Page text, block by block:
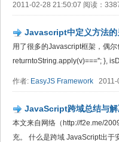
2011-02-28 21:50:07 阅读：
Javascript中定义方法
用了很多的Javascript框架，偶
returntoString.apply(v)===''; },
作者: EasyJS Framework 2011-
JavaScript跨域总结与解
本文来自网络（http://f2e.me/
充。 什么是跨域 JavaScript出于